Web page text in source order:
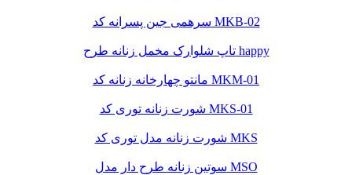
سرهمی جین پسرانه کد MKB-02
تاپ شلوارک مخمل زنانه طرح happy
مانتو چهارخانه زنانه کد MKM-01
شورت زنانه توری کد MKS-01
شورت زنانه مدل توری کد MKS
سوتین زنانه طرح دار مدل MSO